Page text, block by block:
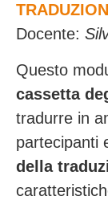
Docente:
Questo
cassetta
tradurre in
partecipanti
della